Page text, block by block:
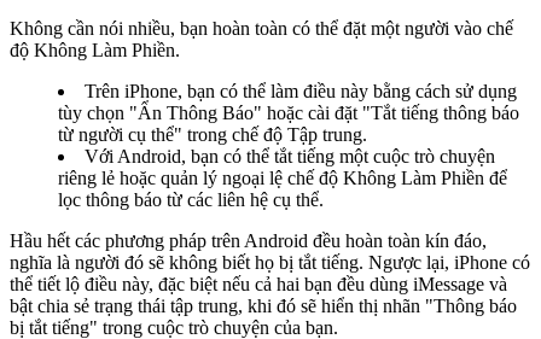
Không cần nói nhiều, bạn hoàn toàn có thể đặt một người vào chế
độ Không Làm Phiền.
Trên iPhone, bạn có thể làm điều này bằng cách sử dụng
tùy chọn "Ẩn Thông Báo" hoặc cài đặt "Tắt tiếng thông báo
từ người cụ thể" trong chế độ Tập trung.
Với Android, bạn có thể tắt tiếng một cuộc trò chuyện
riêng lẻ hoặc quản lý ngoại lệ chế độ Không Làm Phiền để
lọc thông báo từ các liên hệ cụ thể.
Hầu hết các phương pháp trên Android đều hoàn toàn kín đáo,
nghĩa là người đó sẽ không biết họ bị tắt tiếng. Ngược lại, iPhone có
thể tiết lộ điều này, đặc biệt nếu cả hai bạn đều dùng iMessage và
bật chia sẻ trạng thái tập trung, khi đó sẽ hiển thị nhãn "Thông báo
bị tắt tiếng" trong cuộc trò chuyện của bạn.